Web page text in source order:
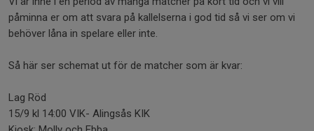
påminna er om att svara på kallelserna i god tid så vi ser om vi
behöver låna in spelare eller inte.
Så här ser schemat ut för de matcher som är kvar:
Lag Röd
15/9 kl 14:00 VIK- Alingsås KIK